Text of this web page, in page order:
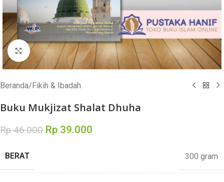
Click to enlarge
Beranda/Fikih & Ibadah
Buku Mukjizat Shalat Dhuha
Rp46.000 Rp 39.000
BERAT 300 gram